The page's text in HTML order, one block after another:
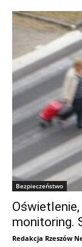
Bezpieczeństwo
monitoring.
Redakcja Rzeszów